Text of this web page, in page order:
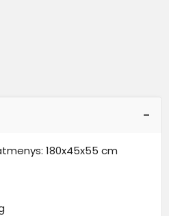
180x45x55 cm